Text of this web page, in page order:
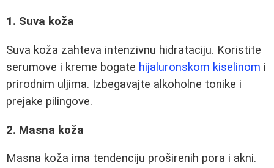
1. Suva koža
Suva koža zahteva intenzivnu hidrataciju. Koristite
serumove i kreme bogate hijaluronskom kiselinom i
prirodnim uljima. Izbegavajte alkoholne tonike i
prejake pilingove.
2. Masna koža
Masna koža ima tendenciju proširenih pora i akni.